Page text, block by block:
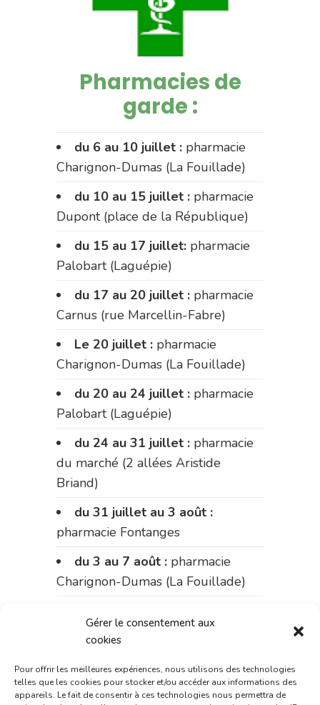
Gérer le consentement aux
cookies
Pour offrir les meilleures expériences, nous utilisons des technologies
telles que les cookies pour stocker et/ou accéder aux informations des
appareils. Le fait de consentir à ces technologies nous permettra de
Pharmacies de
garde :
du 6 au 10 juillet : pharmacie
Charignon-Dumas (La Fouillade)
du 10 au 15 juillet : pharmacie
Dupont (place de la République)
du 15 au 17 juillet: pharmacie
Palobart (Laguépie)
du 17 au 20 juillet : pharmacie
Carnus (rue Marcellin-Fabre)
Le 20 juillet : pharmacie
Charignon-Dumas (La Fouillade)
du 20 au 24 juillet : pharmacie
Palobart (Laguépie)
du 24 au 31 juillet : pharmacie
du marché (2 allées Aristide
Briand)
du 31 juillet au 3 août :
pharmacie Fontanges
du 3 au 7 août : pharmacie
Charignon-Dumas (La Fouillade)
Bonnemaire (rue Saint-Jacques)
du marché (2 allées Aristide
Briand)